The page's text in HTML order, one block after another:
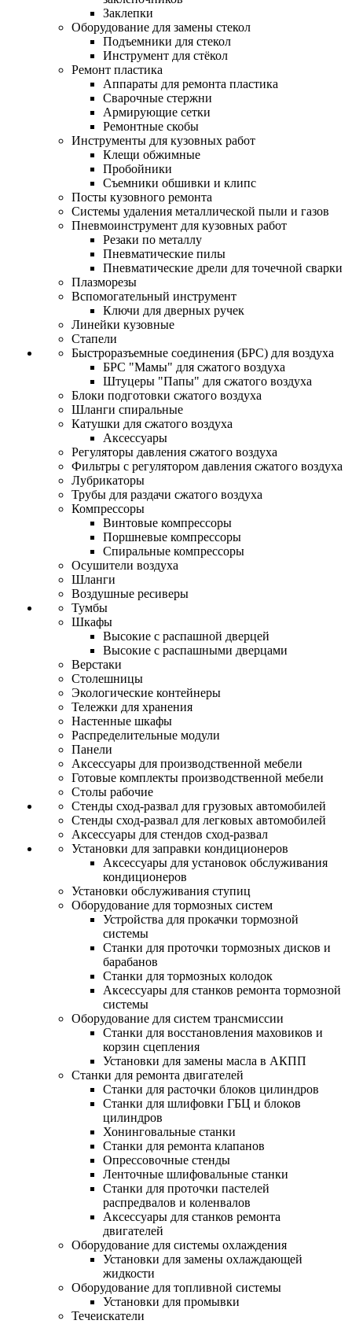
Заклепки
Оборудование для замены стекол
Подъемники для стекол
Инструмент для стёкол
Ремонт пластика
Аппараты для ремонта пластика
Сварочные стержни
Армирующие сетки
Ремонтные скобы
Инструменты для кузовных работ
Клещи обжимные
Пробойники
Съемники обшивки и клипс
Посты кузовного ремонта
Системы удаления металлической пыли и газов
Пневмоинструмент для кузовных работ
Резаки по металлу
Пневматические пилы
Пневматические дрели для точечной сварки
Плазморезы
Вспомогательный инструмент
Ключи для дверных ручек
Линейки кузовные
Стапели
Быстроразъемные соединения (БРС) для воздуха
БРС "Мамы" для сжатого воздуха
Штуцеры "Папы" для сжатого воздуха
Блоки подготовки сжатого воздуха
Шланги спиральные
Катушки для сжатого воздуха
Аксессуары
Регуляторы давления сжатого воздуха
Фильтры с регулятором давления сжатого воздуха
Лубрикаторы
Трубы для раздачи сжатого воздуха
Компрессоры
Винтовые компрессоры
Поршневые компрессоры
Спиральные компрессоры
Осушители воздуха
Шланги
Воздушные ресиверы
Тумбы
Шкафы
Высокие с распашной дверцей
Высокие с распашными дверцами
Верстаки
Столешницы
Экологические контейнеры
Тележки для хранения
Настенные шкафы
Распределительные модули
Панели
Аксессуары для производственной мебели
Готовые комплекты производственной мебели
Столы рабочие
Стенды сход-развал для грузовых автомобилей
Стенды сход-развал для легковых автомобилей
Аксессуары для стендов сход-развал
Установки для заправки кондиционеров
Аксессуары для установок обслуживания
кондиционеров
Установки обслуживания ступиц
Оборудование для тормозных систем
Устройства для прокачки тормозной
системы
Станки для проточки тормозных дисков и
барабанов
Станки для тормозных колодок
Аксессуары для станков ремонта тормозной
системы
Оборудование для систем трансмиссии
Станки для восстановления маховиков и
корзин сцепления
Установки для замены масла в АКПП
Станки для ремонта двигателей
Станки для расточки блоков цилиндров
Станки для шлифовки ГБЦ и блоков
цилиндров
Хонинговальные станки
Станки для ремонта клапанов
Опрессовочные стенды
Ленточные шлифовальные станки
Станки для проточки пастелей
распредвалов и коленвалов
Аксессуары для станков ремонта
двигателей
Оборудование для системы охлаждения
Установки для замены охлаждающей
жидкости
Оборудование для топливной системы
Установки для промывки
Течеискатели